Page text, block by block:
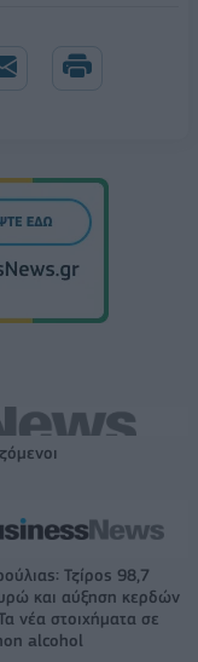
Τζίρος 98,7
και αύξηση κερδών
νέα στοιχήματα σε
alcohol